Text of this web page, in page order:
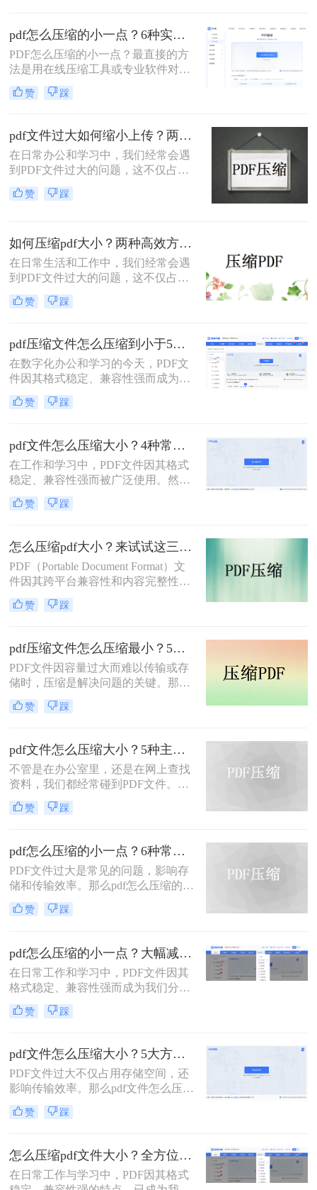
业软件「转转大师PDF转换器」——
它支持自定义压缩等级、图片重采
样，且完全本地处理，安全无广告。
的需求，然后逐一详解每种方法的具
pdf怎么压缩的小一点？6种实用方法详解（2026最新）
PDF怎么压缩的小一点？最直接的方
法是用在线压缩工具或专业软件对
PDF文件进行重新编码和优化，通过
降低图片分辨率、压缩内嵌字体、去
可读的前提下将文件体积缩小到原来
的10%~50%。
赞 踩
pdf文件过大如何缩小上传？两种缩小并上传的有效方法!
在日常办公和学习中，我们经常会遇
到PDF文件过大的问题，这不仅占用
了大量的存储空间，还影响了文件的
上传速度和分享效率。那么pdf文件过
松解决PDF文件过大的问题。
赞 踩
如何压缩pdf大小？两种高效方法详解！
在日常生活和工作中，我们经常会遇
到PDF文件过大的问题，这不仅占用
了大量的存储空间，还降低了文件的
传输效率。因此，掌握几种有效的
何压缩pdf大小呢？本文将介绍两种常
用的PDF压缩方法，以帮助您更好地
压缩PDF文件。
赞 踩
pdf压缩文件怎么压缩到小于5M？4种压缩方法终极指南！
在数字化办公和学习的今天，PDF文
件因其格式稳定、兼容性强而成为我
们日常传输文档的首选。然而，我们
常常会遇到一个令人头疼的问题：一
清图片、复杂图表或嵌入字体而体积
庞大，动辄几十兆甚至上百兆。无论
是通过电子邮件发送（通常有附件大
小限制）、上传至学习平台还是提交
至企业系统，文件大小限制（如常见
的5MB）往往是一道难以逾越的关
5M呢？
赞 踩
pdf文件怎么压缩大小？4种常用压缩方法详解！
在工作和学习中，PDF文件因其格式
稳定、兼容性强而被广泛使用。然
而，PDF文件体积过大常会导致存储
空间不足、传输速度慢等问题。那么
4种常用的PDF压缩方法，帮助您快速
减小文件大小。
赞 踩
怎么压缩pdf大小？来试试这三种压缩方式！
PDF（Portable Document Format）文
件因其跨平台兼容性和内容完整性而
广泛应用于各种场合。然而，随着
PDF文件中包含的图片、图表、字体
大，给存储和传输带来了不便。那么
怎么压缩pdf大小呢？为了解决这个问
题，本文将介绍三种压缩PDF大小的
方法。
赞 踩
pdf压缩文件怎么压缩最小？5个常用方法全解析！
PDF文件因容量过大而难以传输或存
储时，压缩是解决问题的关键。那么
pdf压缩文件怎么压缩最小呢？本文将
介绍几种高效压缩PDF的方法，帮助
赞 踩
pdf文件怎么压缩大小？5种主流压缩方法分享！
不管是在办公室里，还是在网上查找
资料，我们都经常碰到PDF文件。在
工作中，发送邮件需要PDF文件格
式，但太大的PDF文件也是一个棘手
被限制为5M，否则就发送不了。若能
pdf文件怎么压缩大小，那就可轻松上
传。在今天，我们将分享两种简单的
pdf文件压缩方式。
赞 踩
pdf怎么压缩的小一点？6种常用方案详解！
PDF文件过大是常见的问题，影响存
储和传输效率。那么pdf怎么压缩的小
一点呢？本文将详解6种主流压缩方
案，助你快速解决文件体积过大的困
赞 踩
pdf怎么压缩的小一点？大幅减小文件体积的有效方法全解析！
在日常工作和学习中，PDF文件因其
格式稳定、兼容性强而成为我们分享
文档、报告和资料的首选格式。然
而，随之而来的问题也显而易见：过
在通过邮件发送、即时通讯工具传输
或上传至云平台时受到限制，严重影
响效率。因此，pdf怎么压缩的小一
点，成为一项必备技能。
赞 踩
pdf文件怎么压缩大小？5大方法深度解析与实操指南！
PDF文件过大不仅占用存储空间，还
影响传输效率。那么pdf文件怎么压缩
大小呢？本文将系统介绍5种主流压
缩方法，助你精准平衡文件体积与质
赞 踩
怎么压缩pdf文件大小？全方位高效压缩方法终极指南！
在日常工作与学习中，PDF因其格式